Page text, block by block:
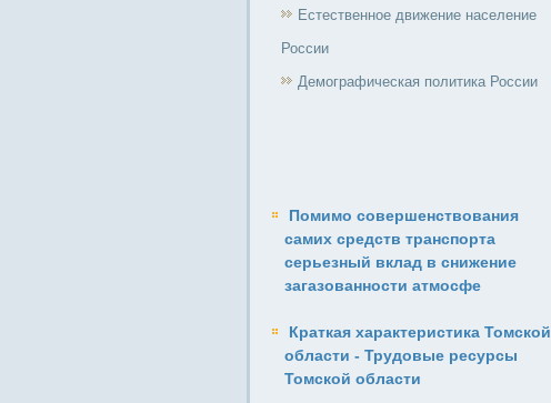
Естественное движение население
России
Демографическая политика России
Помимо совершенствования
самих средств транспорта
серьез­ный вклад в снижение
загазованности атмосфе
Краткая характеристика Томской
области - Трудовые ресурсы
Томской области